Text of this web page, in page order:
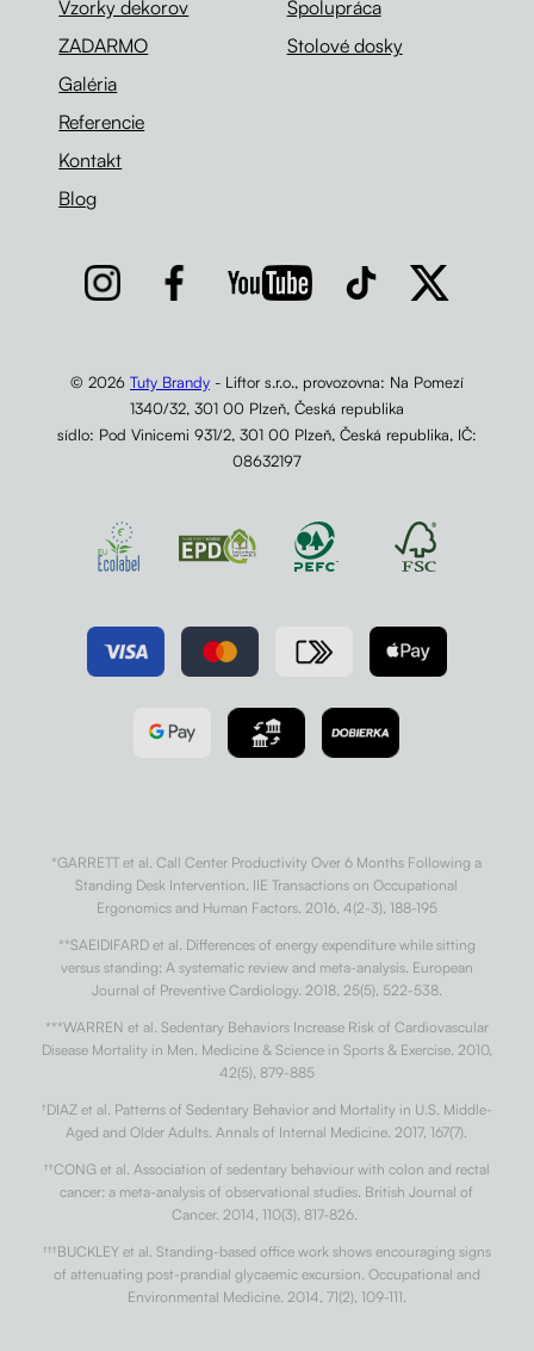
Vzorky dekorov
ZADARMO
Galéria
Referencie
Kontakt
Blog
Spolupráca
Stolové dosky
© 2026 Tuty Brandy- Liftor s.r.o., provozovna: Na Pomezí
1340/32, 301 00 Plzeň, Česká republika
sídlo: Pod Vinicemi 931/2, 301 00 Plzeň, Česká republika, IČ:
08632197
*GARRETT et al. Call Center Productivity Over 6 Months Following a
Standing Desk Intervention. IIE Transactions on Occupational
Ergonomics and Human Factors. 2016, 4(2-3), 188-195
**SAEIDIFARD et al. Differences of energy expenditure while sitting
versus standing: A systematic review and meta-analysis. European
Journal of Preventive Cardiology. 2018, 25(5), 522-538.
***WARREN et al. Sedentary Behaviors Increase Risk of Cardiovascular
Disease Mortality in Men. Medicine & Science in Sports & Exercise. 2010,
42(5), 879-885
†DIAZ et al. Patterns of Sedentary Behavior and Mortality in U.S. Middle-
Aged and Older Adults. Annals of Internal Medicine. 2017, 167(7).
††CONG et al. Association of sedentary behaviour with colon and rectal
cancer: a meta-analysis of observational studies. British Journal of
Cancer. 2014, 110(3), 817-826.
†††BUCKLEY et al. Standing-based office work shows encouraging signs
of attenuating post-prandial glycaemic excursion. Occupational and
Environmental Medicine. 2014, 71(2), 109-111.